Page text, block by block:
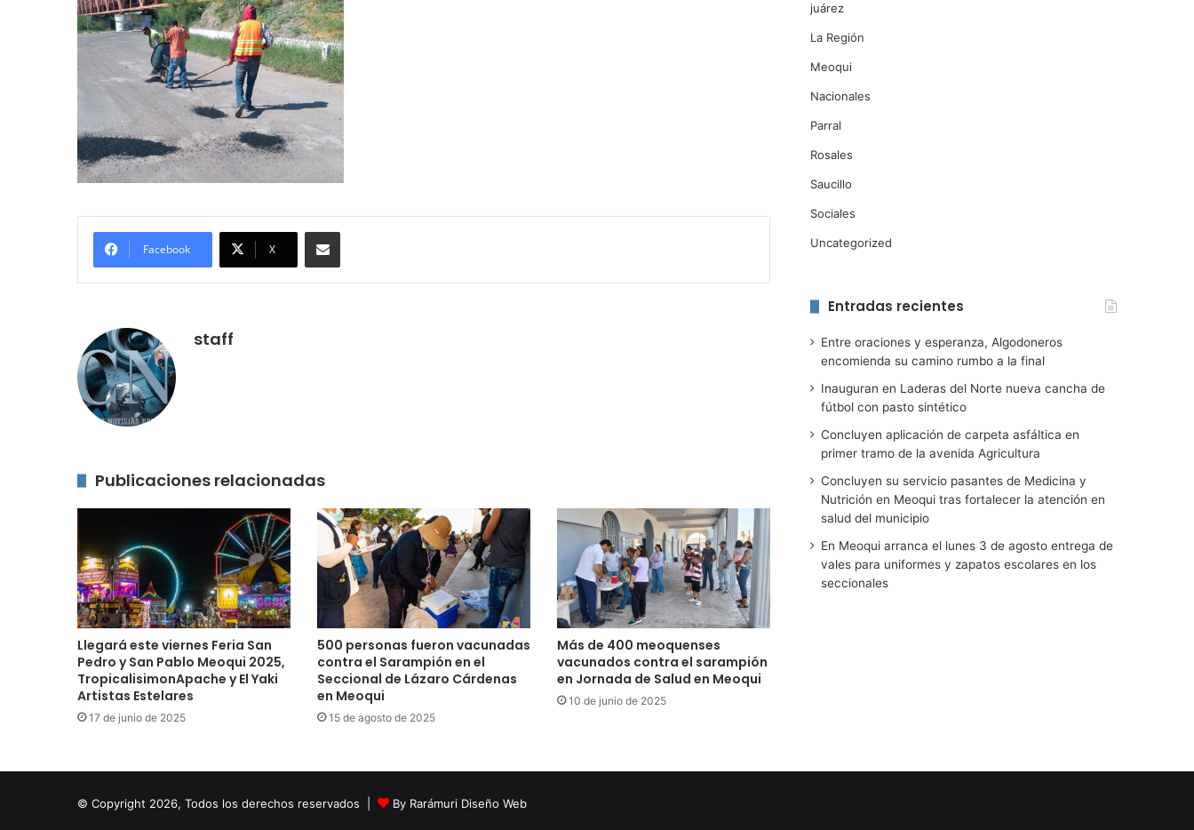
Facebook X
Compartir por correo electrónico
staff
Publicaciones relacionadas
Llegará este viernes Feria San
Pedro y San Pablo Meoqui 2025,
TropicalisimonApache y El Yaki
Artistas Estelares
17 de junio de 2025
500 personas fueron vacunadas
contra el Sarampión en el
Seccional de Lázaro Cárdenas
en Meoqui
15 de agosto de 2025
Más de 400 meoquenses
vacunados contra el sarampión
en Jornada de Salud en Meoqui
10 de junio de 2025
juárez
La Región
Meoqui
Nacionales
Parral
Rosales
Saucillo
Sociales
Uncategorized
Entradas recientes
Entre oraciones y esperanza, Algodoneros
encomienda su camino rumbo a la final
Inauguran en Laderas del Norte nueva cancha de
fútbol con pasto sintético
Concluyen aplicación de carpeta asfáltica en
primer tramo de la avenida Agricultura
Concluyen su servicio pasantes de Medicina y
Nutrición en Meoqui tras fortalecer la atención en
salud del municipio
En Meoqui arranca el lunes 3 de agosto entrega de
vales para uniformes y zapatos escolares en los
seccionales
© Copyright 2026, Todos los derechos reservados | By Rarámuri Diseño Web